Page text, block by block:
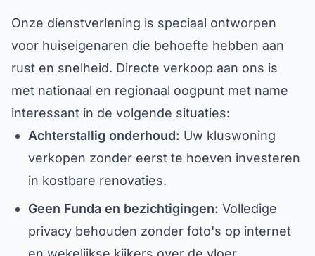
Onze dienstverlening is speciaal ontworpen
voor huiseigenaren die behoefte hebben aan
rust en snelheid. Directe verkoop aan ons is
met nationaal en regionaal oogpunt met name
interessant in de volgende situaties:
Achterstallig onderhoud: Uw kluswoning
verkopen zonder eerst te hoeven investeren
in kostbare renovaties.
Geen Funda en bezichtigingen: Volledige
privacy behouden zonder foto's op internet